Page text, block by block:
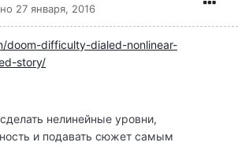
27 января, 2016
doom-difficulty-dialed-nonlinear-
story/
нелинейные уровни,
и подавать сюжет самым